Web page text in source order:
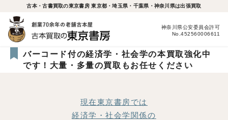
古本・古書買取の東京書房 東京都・埼玉県・千葉県・神奈川県は出張買取
神奈川県公安委員会許可
No.452560006611
バーコード付の経済学・社会学の本買取強化中
です！大量・多量の買取もお任せください
現在東京書房では
経済学・社会学関係の